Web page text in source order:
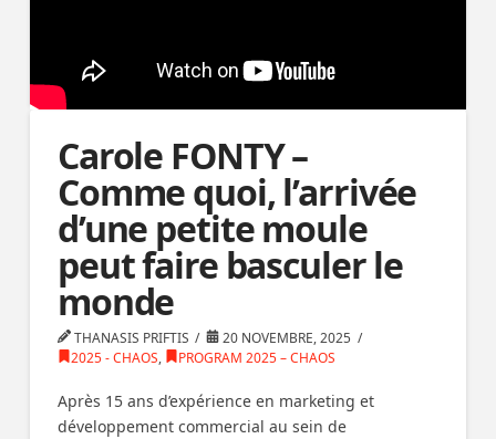
Carole FONTY –
Comme quoi, l’arrivée
d’une petite moule
peut faire basculer le
monde
THANASIS PRIFTIS
20 NOVEMBRE, 2025
2025 - CHAOS, PROGRAM 2025 – CHAOS
Après 15 ans d’expérience en marketing et
développement commercial au sein de